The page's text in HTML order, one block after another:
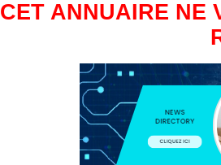
CET ANNUAIRE NE